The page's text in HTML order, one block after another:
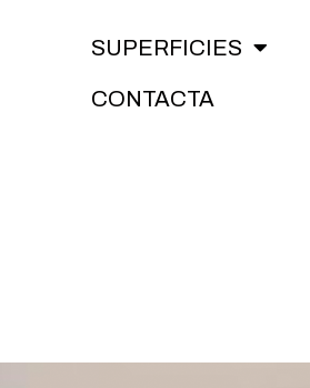
SUPERFICIES
CONTACTA